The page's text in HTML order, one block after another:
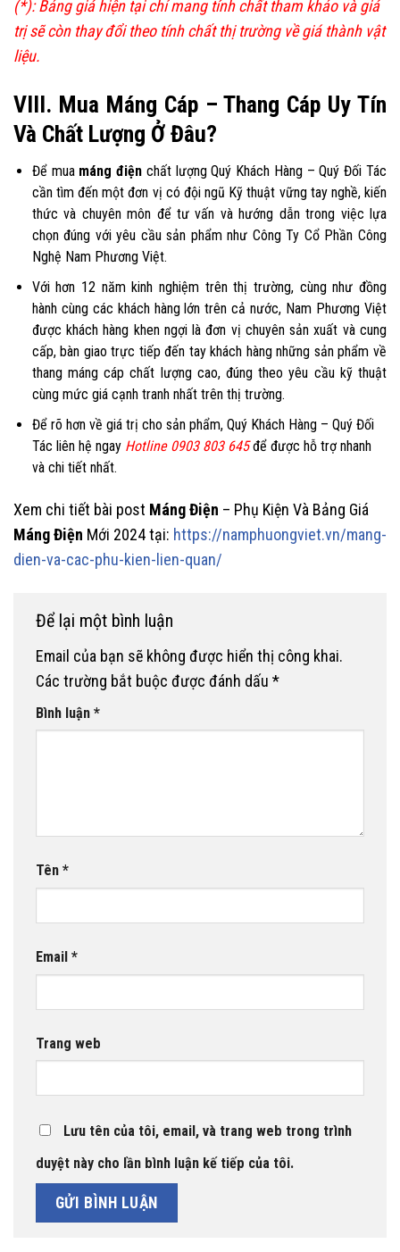
(*): Bảng giá hiện tại chỉ mang tính chất tham khảo và giá
trị sẽ còn thay đổi theo tính chất thị trường về giá thành vật
liệu.
VIII. Mua Máng Cáp – Thang Cáp Uy Tín
Và Chất Lượng Ở Đâu?
Để mua máng điện chất lượng Quý Khách Hàng – Quý Đối Tác
cần tìm đến một đơn vị có đội ngũ Kỹ thuật vững tay nghề, kiến
thức và chuyên môn để tư vấn và hướng dẫn trong việc lựa
chọn đúng với yêu cầu sản phẩm như Công Ty Cổ Phần Công
Nghệ Nam Phương Việt.
Với hơn 12 năm kinh nghiệm trên thị trường, cùng như đồng
hành cùng các khách hàng lớn trên cả nước, Nam Phương Việt
được khách hàng khen ngợi là đơn vị chuyên sản xuất và cung
cấp, bàn giao trực tiếp đến tay khách hàng những sản phẩm về
thang máng cáp chất lượng cao, đúng theo yêu cầu kỹ thuật
cùng mức giá cạnh tranh nhất trên thị trường.
Để rõ hơn về giá trị cho sản phẩm, Quý Khách Hàng – Quý Đối
Tác liên hệ ngay Hotline 0903 803 645để được hỗ trợ nhanh
và chi tiết nhất.
Xem chi tiết bài post Máng Điện – Phụ Kiện Và Bảng Giá
Máng Điện Mới 2024 tại: https://namphuongviet.vn/mang-
dien-va-cac-phu-kien-lien-quan/
Để lại một bình luận
Email của bạn sẽ không được hiển thị công khai.
Các trường bắt buộc được đánh dấu *
Bình luận *
Tên *
Email *
Trang web
Lưu tên của tôi, email, và trang web trong trình
duyệt này cho lần bình luận kế tiếp của tôi.